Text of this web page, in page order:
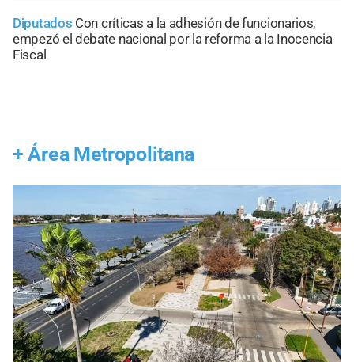
Diputados Con críticas a la adhesión de funcionarios,
empezó el debate nacional por la reforma a la Inocencia
Fiscal
+ Área Metropolitana